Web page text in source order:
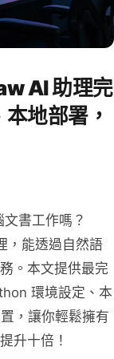
AI 助理完
地部署，
書工作嗎？
，能透過自然語
。本文提供最完
環境設定、本
，讓你輕鬆擁有
升十倍！